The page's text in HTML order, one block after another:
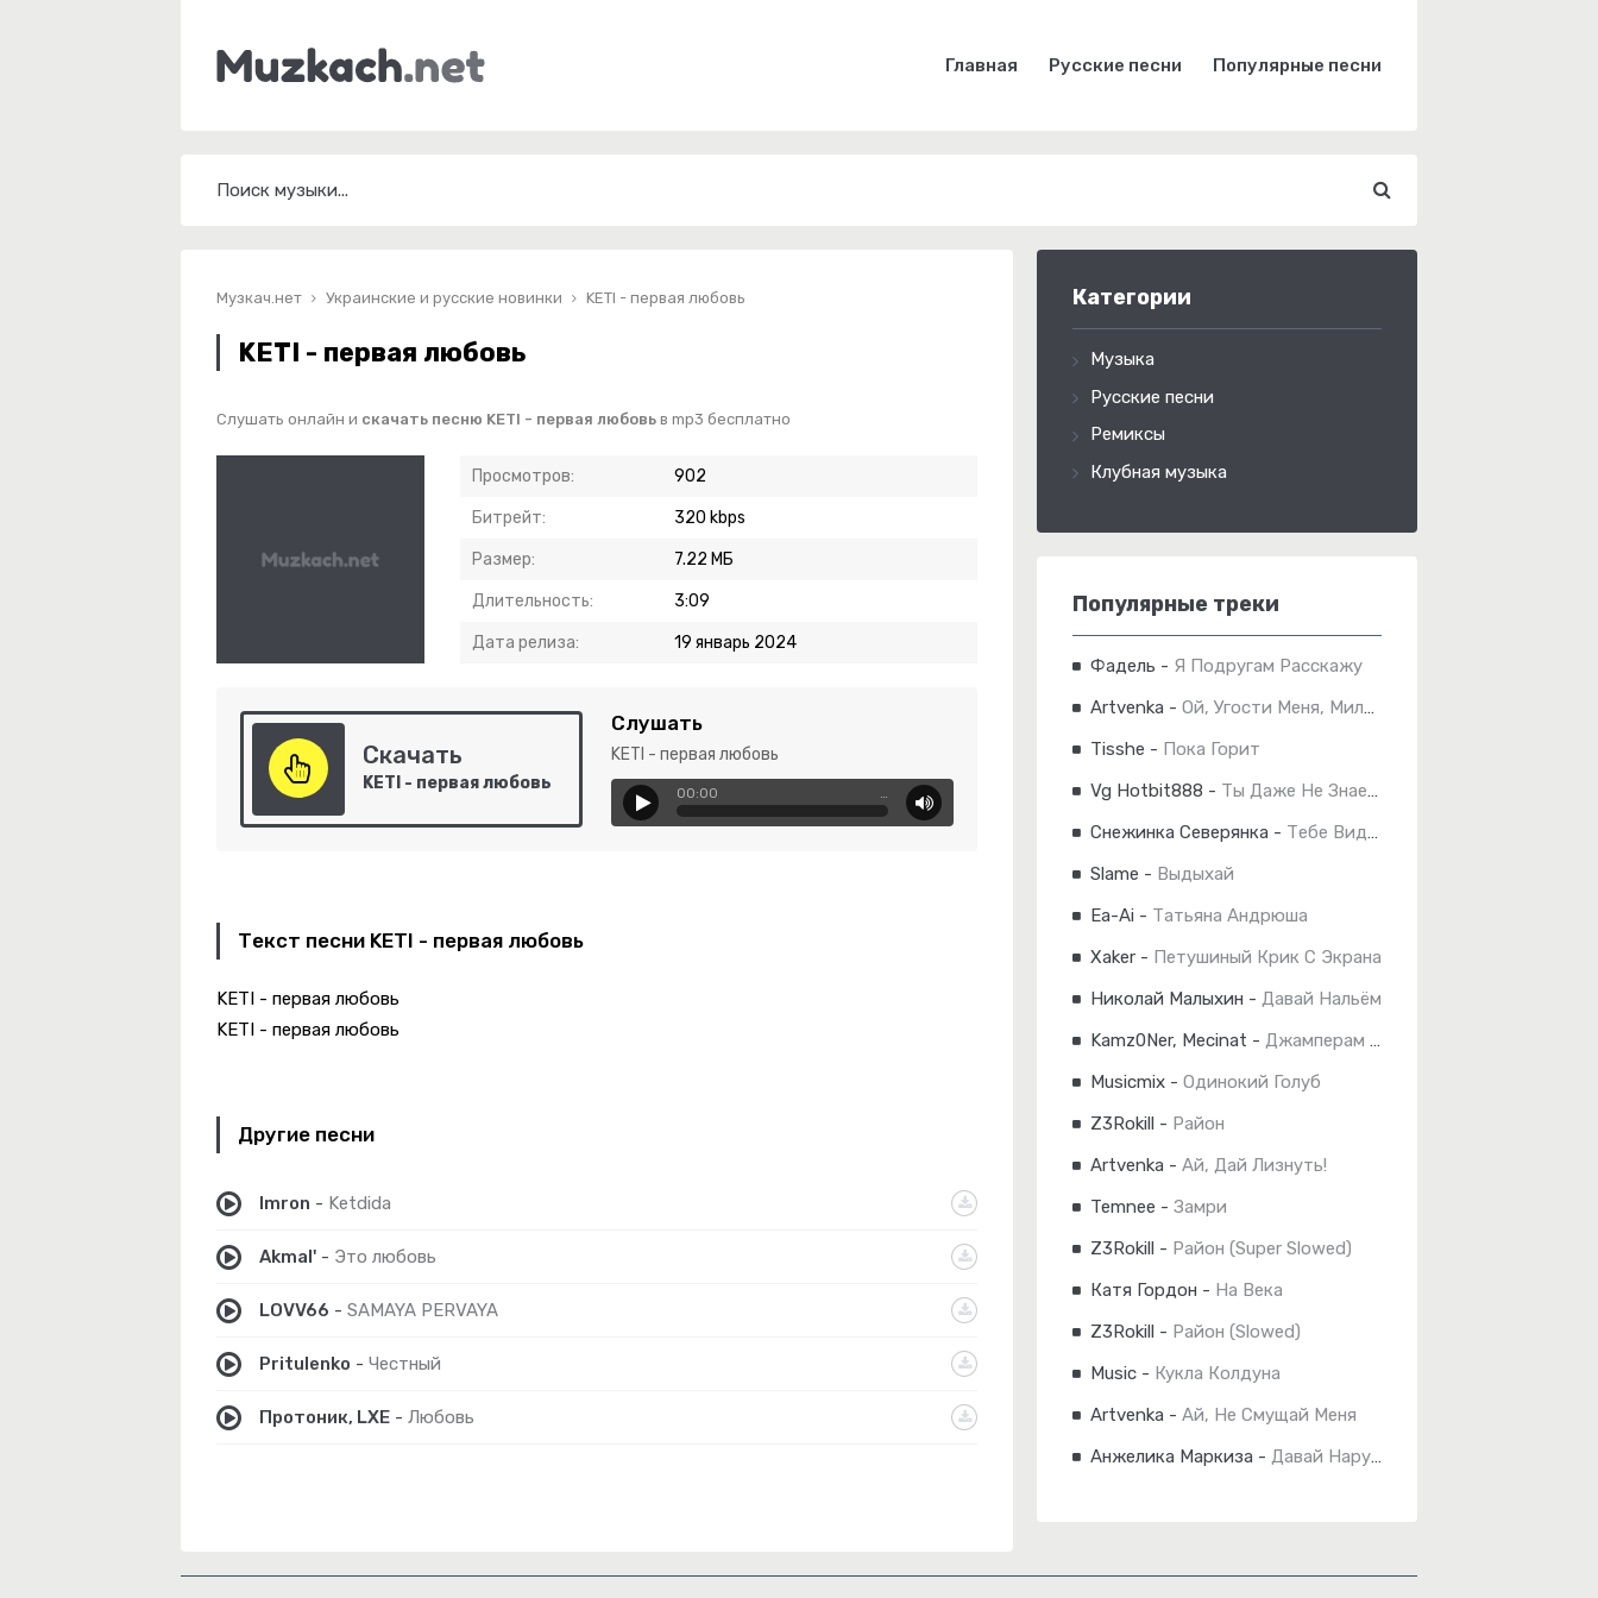
Главная Русские песни Популярные песни
Музкач.нет Украинские и русские новинки KETI - первая любовь
KETI - первая любовь
Слушать онлайн и скачать песню KETI - первая любовь в mp3 бесплатно
Просмотров: 902
Битрейт: 320 kbps
Размер: 7.22 МБ
Длительность: 3:09
Дата релиза: 19 январь 2024
Скачать
KETI - первая любовь
Слушать
KETI - первая любовь
00:00 …
Текст песни KETI - первая любовь
KETI - первая любовь
KETI - первая любовь
Другие песни
Imron - Ketdida
Akmal' - Это любовь
LOVV66 - SAMAYA PERVAYA
Pritulenko - Честный
Протоник, LXE - Любовь
Категории
Музыка
Русские песни
Ремиксы
Клубная музыка
Популярные треки
Фадель - Я Подругам Расскажу
Artvenka - Ой, Угости Меня, Милок
Tisshe - Пока Горит
Vg Hotbit888 - Ты Даже Не Знаешь
Снежинка Северянка - Тебе Видней
Slame - Выдыхай
Ea-Ai - Татьяна Андрюша
Xaker - Петушиный Крик С Экрана
Николай Малыхин - Давай Нальём
Kamz0Ner, Mecinat - Джамперам Сломали Ноги
Musicmix - Одинокий Голуб
Z3Rokill
- Район
Artvenka - Ай, Дай Лизнуть!
Temnee - Замри
Z3Rokill
- Район (Super Slowed)
Катя Гордон - На Века
Z3Rokill
- Район (Slowed)
Music - Кукла Колдуна
Artvenka - Ай, Не Смущай Меня
Анжелика Маркиза - Давай Нарушим Законы